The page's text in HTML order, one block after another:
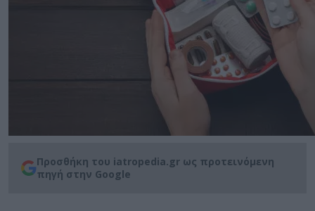
Προσθήκη του iatropedia.gr ως προτεινόμενη
πηγή στην Google